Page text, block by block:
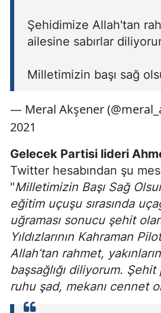
Şehidimize Allah'tan
ailesine sabırlar
Milletimizin başı sağ
— Meral Akşener
2021
Gelecek Partisi lideri
Twitter hesabından şu
"Milletimizin Başı Sağ
eğitim uçuşu sırasında
uğraması sonucu şehit
Yıldızlarının Kahraman
Allah’tan rahmet,
başsağlığı diliyorum.
ruhu şad, mekanı cennet